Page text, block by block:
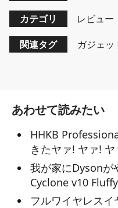
カテゴリ レビュー
関連タグ ガジェッ
あわせて読みたい
HHKB
きたヤァ! ヤァ! ヤ
我が家にDysonが
Cyclone v10
フルワイヤレス